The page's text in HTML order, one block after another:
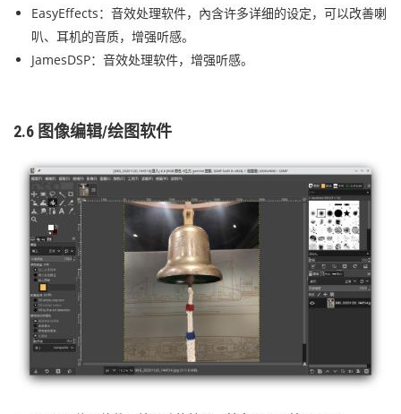
EasyEffects：音效处理软件，內含许多详细的设定，可以改善喇
叭、耳机的音质，增强听感。
JamesDSP：音效处理软件，增强听感。
2.6 图像编辑/绘图软件